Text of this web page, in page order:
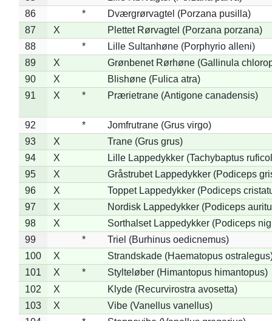
86
*
Dværgrørvagtel (Porzana pusilla)
87
X
Plettet Rørvagtel (Porzana porzana)
88
*
Lille Sultanhøne (Porphyrio alleni)
89
X
Grønbenet Rørhøne (Gallinula
90
X
Blishøne (Fulica atra)
91
X * Prærietrane (Antigone canadensis)
92 *
Jomfrutrane (Grus virgo)
93
X
Trane (Grus grus)
94
X
Lille Lappedykker (Tachybaptus
95
X
Gråstrubet Lappedykker (Podiceps
96
X
Toppet Lappedykker (Podiceps
97
X
Nordisk Lappedykker (Podiceps
98
X
Sorthalset Lappedykker (Podiceps
99
*
Triel (Burhinus oedicnemus)
100
X
Strandskade (Haematopus
101
X *
Stylteløber (Himantopus himantopus)
102
X
Klyde (Recurvirostra avosetta)
103
X
Vibe (Vanellus vanellus)